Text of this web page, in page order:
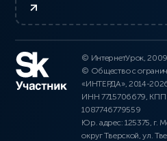
© ИнтернетУрок,
© Общество с
«ИНТЕРДА», 2014-
ИНН 7715706679, КПП
1087746779559
Юр. адрес: 125375, г.
округ Тверской, ул.